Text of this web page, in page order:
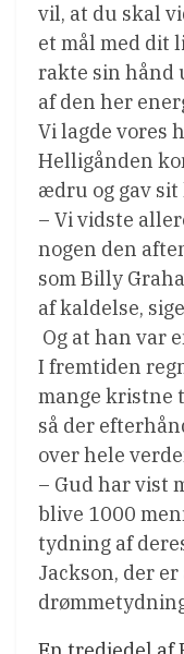
vil, at du skal
et mål med dit
rakte sin hånd
af den her
Vi lagde vores
Helligånden
ædru og gav
– Vi vidste
nogen den
som Billy
af kaldelse,
 Og at han var
I fremtiden
mange kristne
så der
over hele
– Gud har vist
blive 1000
tydning af
Jackson, der